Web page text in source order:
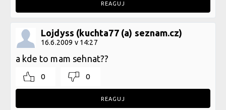
REAGUJ
Lojdyss (kuchta77 (a) seznam.cz)
16.6.2009 v 14:27
a kde to mam sehnat??
0 0
REAGUJ